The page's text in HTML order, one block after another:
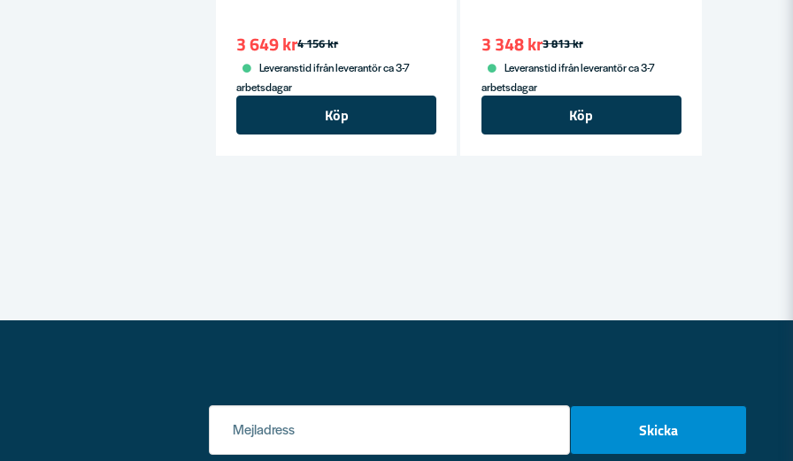
4 156 kr
3 649 kr
Leveranstid ifrån leverantör ca 3-7
arbetsdagar
Köp
3 813 kr
3 348 kr
Leveranstid ifrån leverantör ca 3-7
arbetsdagar
Köp
Mejladress Skicka